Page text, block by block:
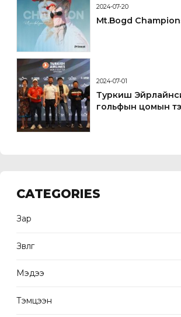
2024-07-20
Mt.Bogd
2024-07-01
Туркиш
гольфын цомын
CATEGORIES
Зар
Зөвлөгөө
Мэдээ
Тэмцээн